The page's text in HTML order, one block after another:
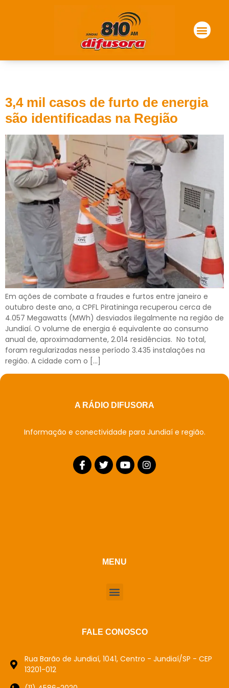
3,4 mil casos de furto de energia
são identificadas na Região
Em ações de combate a fraudes e furtos entre janeiro e
outubro deste ano, a CPFL Piratininga recuperou cerca de
4.057 Megawatts (MWh) desviados ilegalmente na região de
Jundiaí. O volume de energia é equivalente ao consumo
anual de, aproximadamente, 2.014 residências. No total,
foram regularizadas nesse período 3.435 instalações na
região. A cidade com o […]
A RÁDIO DIFUSORA
Informação e conectividade para Jundiaí e região.
MENU
FALE CONOSCO
Rua Barão de Jundiaí, 1041, Centro - Jundiaí/SP - CEP
13201-012